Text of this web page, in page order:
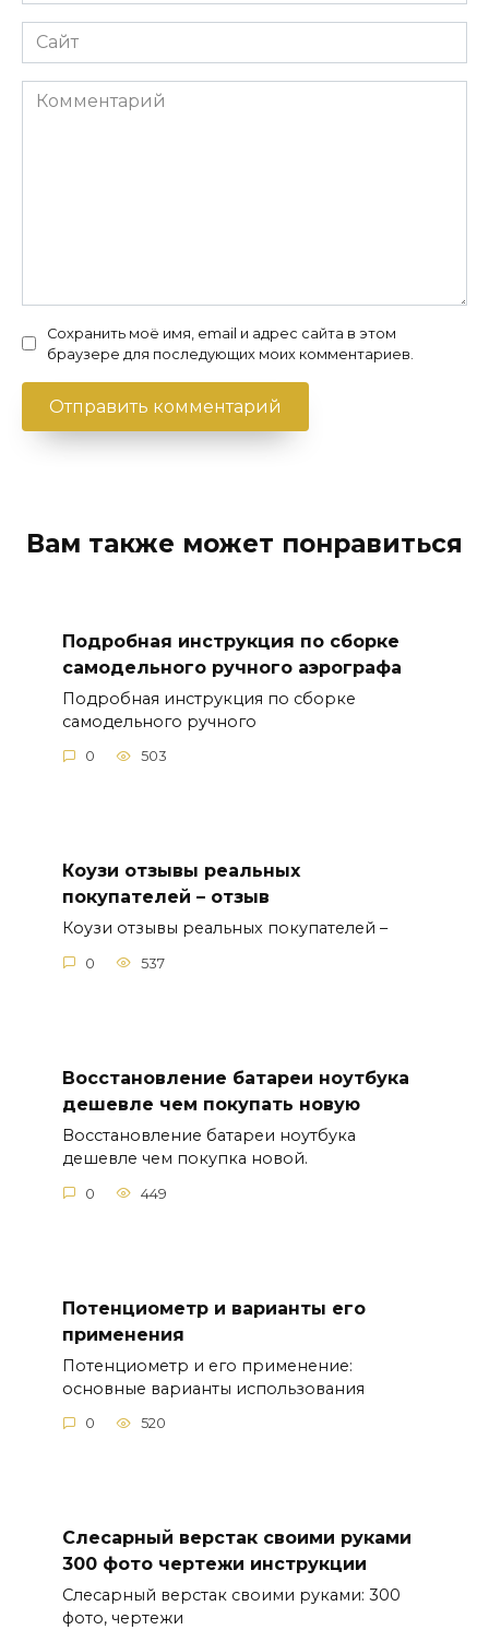
Сайт
Комментарий
Сохранить моё имя, email и адрес сайта в этом
браузере для последующих моих комментариев.
Вам также может понравиться
Подробная инструкция по сборке
самодельного ручного аэрографа
Подробная инструкция по сборке
самодельного ручного
0 503
Коузи отзывы реальных
покупателей – отзыв
Коузи отзывы реальных покупателей –
0 537
Восстановление батареи ноутбука
дешевле чем покупать новую
Восстановление батареи ноутбука
дешевле чем покупка новой.
0 449
Потенциометр и варианты его
применения
Потенциометр и его применение:
основные варианты использования
0 520
Слесарный верстак своими руками
300 фото чертежи инструкции
Слесарный верстак своими руками: 300
фото, чертежи